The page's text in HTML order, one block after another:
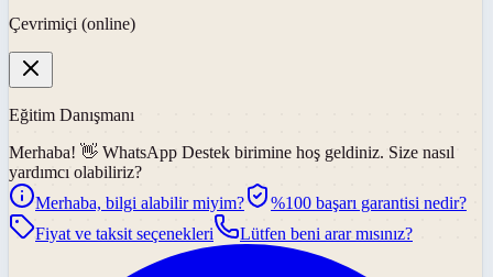
Çevrimiçi (online)
Eğitim Danışmanı
Merhaba! 👋 WhatsApp Destek birimine hoş geldiniz. Size nasıl
yardımcı olabiliriz?
Merhaba, bilgi alabilir miyim?
%100 başarı garantisi nedir?
Fiyat ve taksit seçenekleri
Lütfen beni arar mısınız?